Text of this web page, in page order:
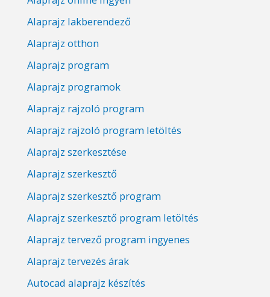
Alaprajz lakberendező
Alaprajz otthon
Alaprajz program
Alaprajz programok
Alaprajz rajzoló program
Alaprajz rajzoló program letöltés
Alaprajz szerkesztése
Alaprajz szerkesztő
Alaprajz szerkesztő program
Alaprajz szerkesztő program letöltés
Alaprajz tervező program ingyenes
Alaprajz tervezés árak
Autocad alaprajz készítés